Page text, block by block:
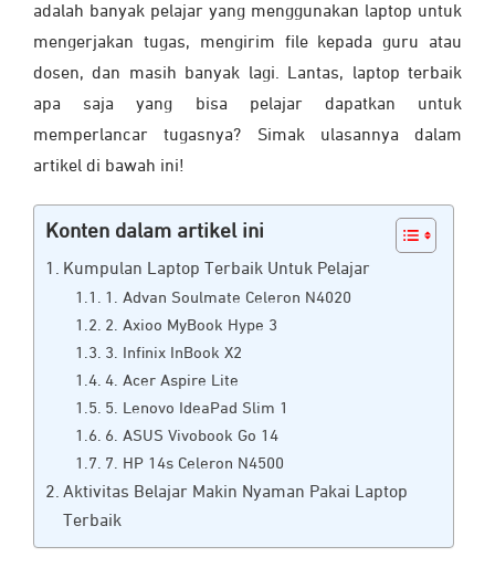
adalah banyak pelajar yang menggunakan laptop untuk
mengerjakan tugas, mengirim file kepada guru atau
dosen, dan masih banyak lagi. Lantas, laptop terbaik
apa saja yang bisa pelajar dapatkan untuk
memperlancar tugasnya? Simak ulasannya dalam
artikel di bawah ini!
Konten dalam artikel ini
Kumpulan Laptop Terbaik Untuk Pelajar
1. Advan Soulmate Celeron N4020
2. Axioo MyBook Hype 3
3. Infinix InBook X2
4. Acer Aspire Lite
5. Lenovo IdeaPad Slim 1
6. ASUS Vivobook Go 14
7. HP 14s Celeron N4500
Aktivitas Belajar Makin Nyaman Pakai Laptop
Terbaik